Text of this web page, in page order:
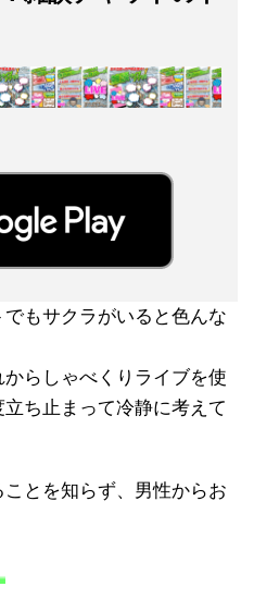
もサクラがいると色んな
らしゃべくりライブを使
ち止まって冷静に考えて
とを知らず、男性からお